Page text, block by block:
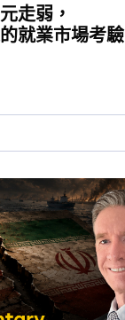
走弱，
就業市場考驗